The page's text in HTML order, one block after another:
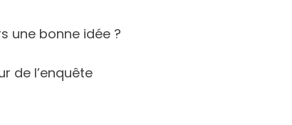
une bonne idée ?
de l’enquête